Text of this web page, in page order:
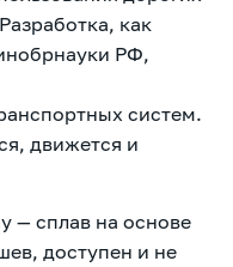
как
РФ,
систем.
движется и
— сплав на основе
доступен и не